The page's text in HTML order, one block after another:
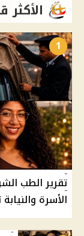
الأكثر
1
تقرير الطب
الأسرة